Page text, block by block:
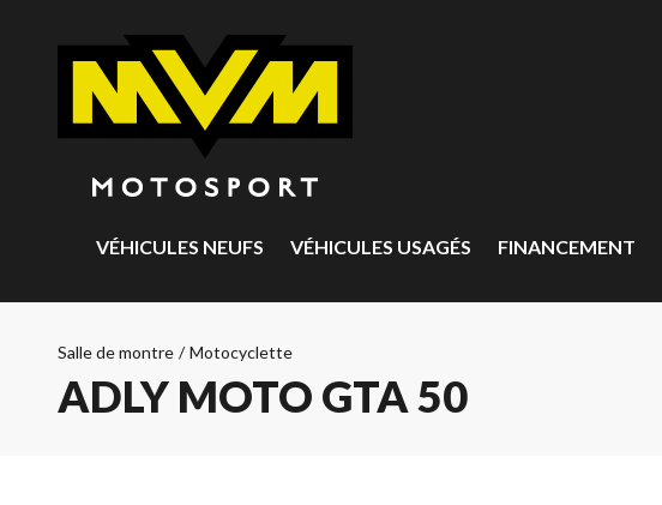
VÉHICULES NEUFS VÉHICULES USAGÉS FINANCEMENT
Salle de montre / Motocyclette
ADLY MOTO GTA 50